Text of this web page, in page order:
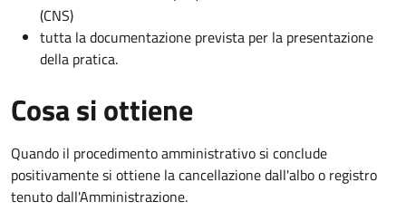
(CNS)
tutta la documentazione prevista per la presentazione
della pratica.
Cosa si ottiene
Quando il procedimento amministrativo si conclude
positivamente si ottiene la cancellazione dall'albo o registro
tenuto dall'Amministrazione.